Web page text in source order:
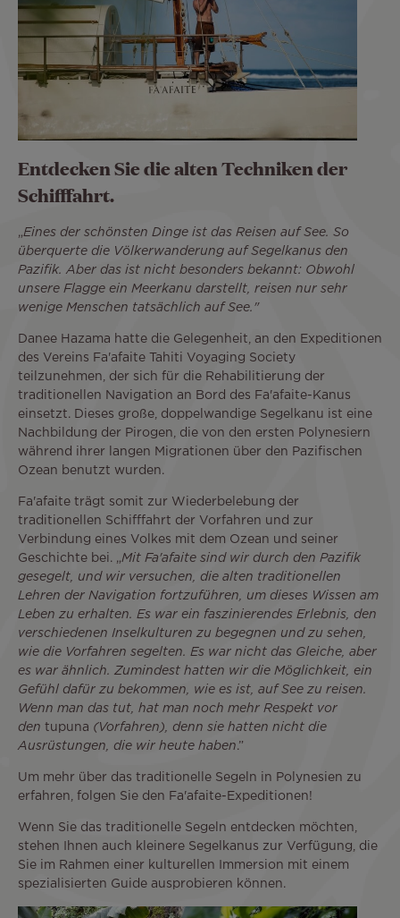
Entdecken Sie die alten Techniken der
Schifffahrt.
„Eines der schönsten Dinge ist das Reisen auf See. So
überquerte die Völkerwanderung auf Segelkanus den
Pazifik. Aber das ist nicht besonders bekannt: Obwohl
unsere Flagge ein Meerkanu darstellt, reisen nur sehr
wenige Menschen tatsächlich auf See."
Danee Hazama hatte die Gelegenheit, an den Expeditionen
des Vereins Fa'afaite Tahiti Voyaging Society
teilzunehmen, der sich für die Rehabilitierung der
traditionellen Navigation an Bord des Fa'afaite-Kanus
einsetzt. Dieses große, doppelwandige Segelkanu ist eine
Nachbildung der Pirogen, die von den ersten Polynesiern
während ihrer langen Migrationen über den Pazifischen
Ozean benutzt wurden.
Fa'afaite trägt somit zur Wiederbelebung der
traditionellen Schifffahrt der Vorfahren und zur
Verbindung eines Volkes mit dem Ozean und seiner
Geschichte bei. „Mit Fa'afaite sind wir durch den Pazifik
gesegelt, und wir versuchen, die alten traditionellen
Lehren der Navigation fortzuführen, um dieses Wissen am
Leben zu erhalten. Es war ein faszinierendes Erlebnis, den
verschiedenen Inselkulturen zu begegnen und zu sehen,
wie die Vorfahren segelten. Es war nicht das Gleiche, aber
es war ähnlich. Zumindest hatten wir die Möglichkeit, ein
Gefühl dafür zu bekommen, wie es ist, auf See zu reisen.
Wenn man das tut, hat man noch mehr Respekt vor
den tupuna (Vorfahren), denn sie hatten nicht die
Ausrüstungen, die wir heute haben.”
Um mehr über das traditionelle Segeln in Polynesien zu
erfahren, folgen Sie den Fa'afaite-Expeditionen!
Wenn Sie das traditionelle Segeln entdecken möchten,
stehen Ihnen auch kleinere Segelkanus zur Verfügung, die
Sie im Rahmen einer kulturellen Immersion mit einem
spezialisierten Guide ausprobieren können.